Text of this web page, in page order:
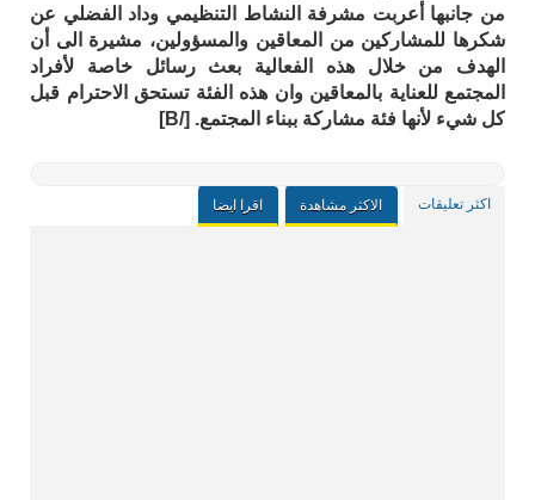
من جانبها أعربت مشرفة النشاط التنظيمي وداد الفضلي عن
شكرها للمشاركين من المعاقين والمسؤولين، مشيرة الى أن
الهدف من خلال هذه الفعالية بعث رسائل خاصة لأفراد
المجتمع للعناية بالمعاقين وان هذه الفئة تستحق الاحترام قبل
كل شيء لأنها فئة مشاركة ببناء المجتمع. [/B]
اكثر تعليقات الاكثر مشاهدة اقرا ايضا